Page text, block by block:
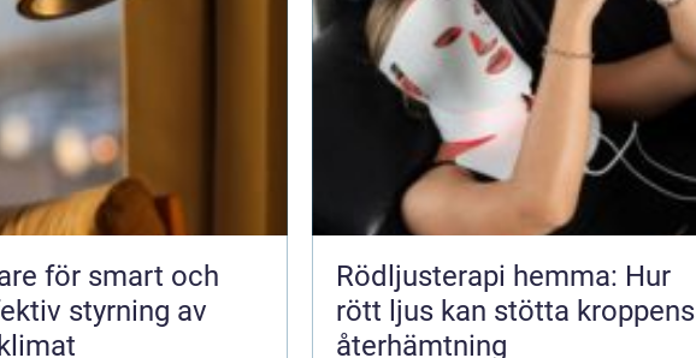
för smart och
styrning av
Rödljusterapi hemma: Hur
rött ljus kan stötta kroppens
återhämtning